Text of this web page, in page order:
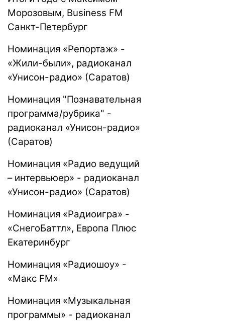
Морозовым, Business FM
Санкт-Петербург
Номинация «Репортаж» -
«Жили-были», радиоканал
«Унисон-радио» (Саратов)
Номинация "Познавательная
программа/рубрика" -
радиоканал «Унисон-радио»
(Саратов)
Номинация «Радио ведущий
– интервьюер» - радиоканал
«Унисон-радио» (Саратов)
Номинация «Радиоигра» -
«СнегоБаттл», Европа Плюс
Екатеринбург
Номинация «Радиошоу» -
«Макс FM»
Номинация «Музыкальная
программы» - радиоканал